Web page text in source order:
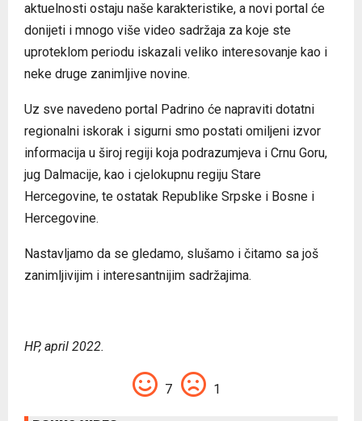
aktuelnosti ostaju naše karakteristike, a novi portal će
donijeti i mnogo više video sadržaja za koje ste
uproteklom periodu iskazali veliko interesovanje kao i
neke druge zanimljive novine.
Uz sve navedeno portal Padrino će napraviti dotatni
regionalni iskorak i sigurni smo postati omiljeni izvor
informacija u široj regiji koja podrazumjeva i Crnu Goru,
jug Dalmacije, kao i cjelokupnu regiju Stare
Hercegovine, te ostatak Republike Srpske i Bosne i
Hercegovine.
Nastavljamo da se gledamo, slušamo i čitamo sa još
zanimljivijim i interesantnijim sadržajima.
HP, april 2022.
7 1